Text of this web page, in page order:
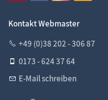
Kontakt Webmaster
+49 (0)38 202 - 306 87
0173 - 624 37 64
E-Mail schreiben